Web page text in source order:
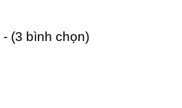
- (3 bình chọn)